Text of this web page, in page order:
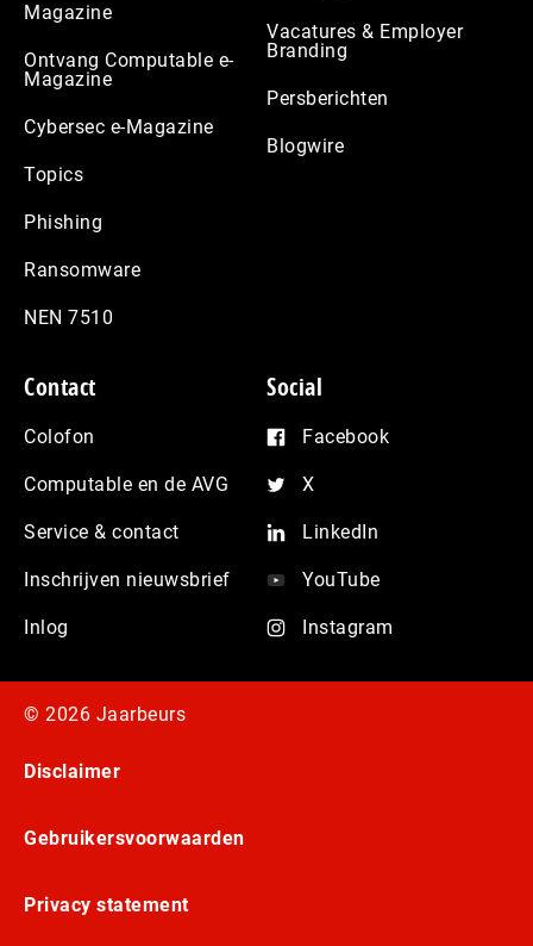
Magazine
Ontvang Computable e-
Magazine
Cybersec e-Magazine
Topics
Phishing
Ransomware
NEN 7510
Vacatures & Employer
Branding
Persberichten
Blogwire
Contact
Colofon
Computable en de AVG
Service & contact
Inschrijven nieuwsbrief
Inlog
Social
Facebook
X
LinkedIn
YouTube
Instagram
© 2026 Jaarbeurs
Disclaimer
Gebruikersvoorwaarden
Privacy statement